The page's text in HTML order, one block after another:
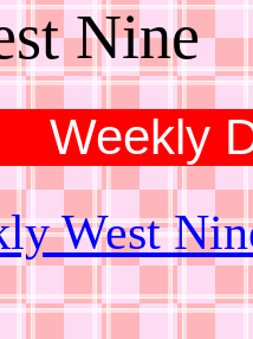
Nine
Weekly
West